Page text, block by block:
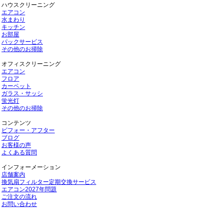
ハウスクリーニング
エアコン
水まわり
キッチン
お部屋
パックサービス
その他のお掃除
オフィスクリーニング
エアコン
フロア
カーペット
ガラス・サッシ
蛍光灯
その他のお掃除
コンテンツ
ビフォー・アフター
ブログ
お客様の声
よくある質問
インフォーメーション
店舗案内
換気扇フィルター定期交換サービス
エアコン2027年問題
ご注文の流れ
お問い合わせ